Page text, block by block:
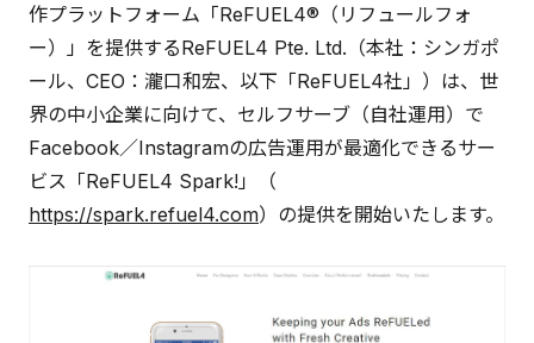
作プラットフォーム「ReFUEL4®（リフュールフォ
ー）」を提供するReFUEL4 Pte. Ltd.（本社：シンガポ
ール、CEO：瀧口和宏、以下「ReFUEL4社」）は、世
界の中小企業に向けて、セルフサーブ（自社運用）で
Facebook／Instagramの広告運用が最適化できるサー
ビス「ReFUEL4 Spark!」（
https://spark.refuel4.com）の提供を開始いたします。